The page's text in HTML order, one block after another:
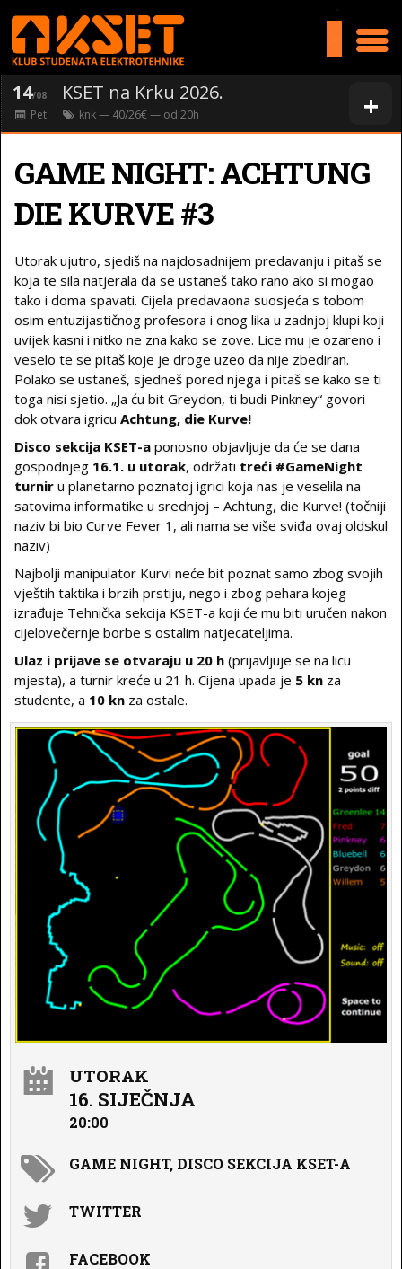
+
14/08 KSET na Krku 2026.
Pet knk— 40/26€ — od 20h
GAME NIGHT: ACHTUNG
DIE KURVE #3
Utorak ujutro, sjediš na najdosadnijem predavanju i pitaš se
koja te sila natjerala da se ustaneš tako rano ako si mogao
tako i doma spavati. Cijela predavaona suosjeća s tobom
osim entuzijastičnog profesora i onog lika u zadnjoj klupi koji
uvijek kasni i nitko ne zna kako se zove. Lice mu je ozareno i
veselo te se pitaš koje je droge uzeo da nije zbediran.
Polako se ustaneš, sjedneš pored njega i pitaš se kako se ti
toga nisi sjetio. „Ja ću bit Greydon, ti budi Pinkney“ govori
dok otvara igricu Achtung, die Kurve!
Disco sekcija KSET-a ponosno objavljuje da će se dana
gospodnjeg 16.1. u utorak, održati treći #GameNight
turnir u planetarno poznatoj igrici koja nas je veselila na
satovima informatike u srednjoj – Achtung, die Kurve! (točniji
naziv bi bio Curve Fever 1, ali nama se više sviđa ovaj oldskul
naziv)
Najbolji manipulator Kurvi neće bit poznat samo zbog svojih
vještih taktika i brzih prstiju, nego i zbog pehara kojeg
izrađuje Tehnička sekcija KSET-a koji će mu biti uručen nakon
cijelovečernje borbe s ostalim natjecateljima.
Ulaz i prijave se otvaraju u 20 h (prijavljuje se na licu
mjesta), a turnir kreće u 21 h. Cijena upada je 5 kn za
studente, a 10 kn za ostale.
UTORAK
16. SIJEČNJA
20:00
GAME NIGHT, DISCO SEKCIJA KSET-A
TWITTER
FACEBOOK